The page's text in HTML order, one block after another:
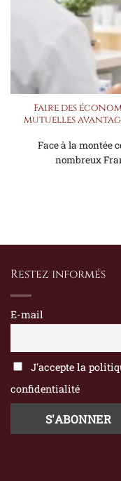
Faire des
mutuelles
Face à la montée
nombreux
Restez informés
E-mail
J'accepte la
confidentialité